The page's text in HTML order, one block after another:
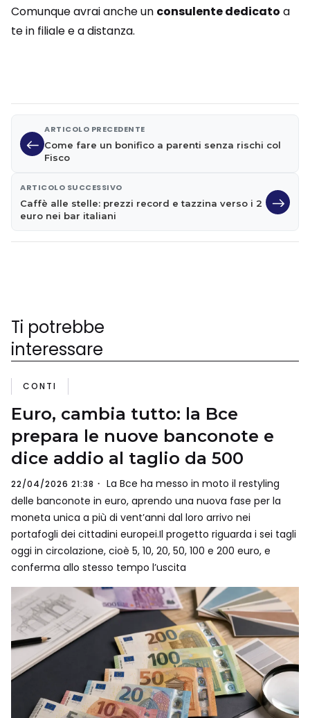
Comunque avrai anche un consulente dedicato a
te in filiale e a distanza.
ARTICOLO PRECEDENTE
Come fare un bonifico a parenti senza rischi col
Fisco
ARTICOLO SUCCESSIVO
Caffè alle stelle: prezzi record e tazzina verso i 2
euro nei bar italiani
Ti potrebbe
interessare
CONTI
Euro, cambia tutto: la Bce
prepara le nuove banconote e
dice addio al taglio da 500
22/04/2026 21:38
La Bce ha messo in moto il restyling
delle banconote in euro, aprendo una nuova fase per la
moneta unica a più di vent’anni dal loro arrivo nei
portafogli dei cittadini europei.Il progetto riguarda i sei tagli
oggi in circolazione, cioè 5, 10, 20, 50, 100 e 200 euro, e
conferma allo stesso tempo l’uscita